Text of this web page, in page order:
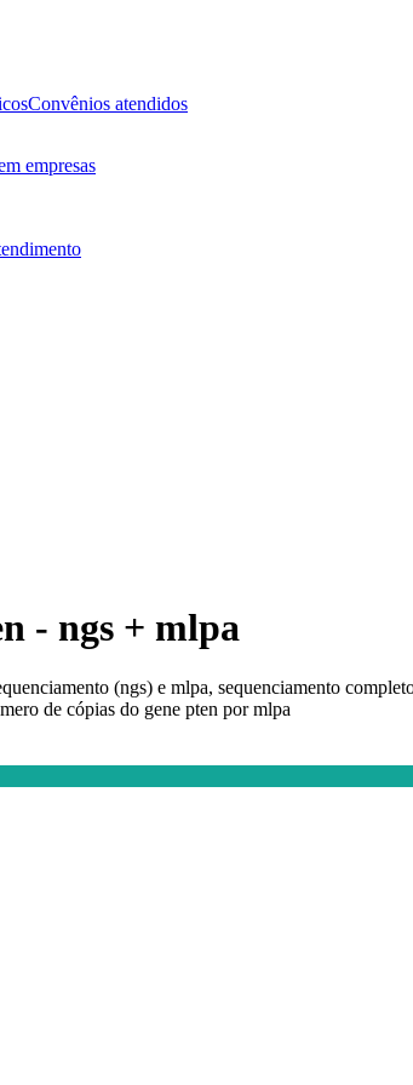
Convênios atendidos
empresas
- ngs + mlpa
(ngs) e mlpa, sequenciamento
de cópias do gene pten por mlpa